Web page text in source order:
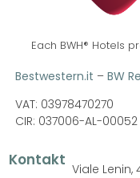
Each BWH® Hotels
Bestwestern.it – BW
VAT: 03978470270
CIR: 037006-AL-
Kontakt Viale Lenin,